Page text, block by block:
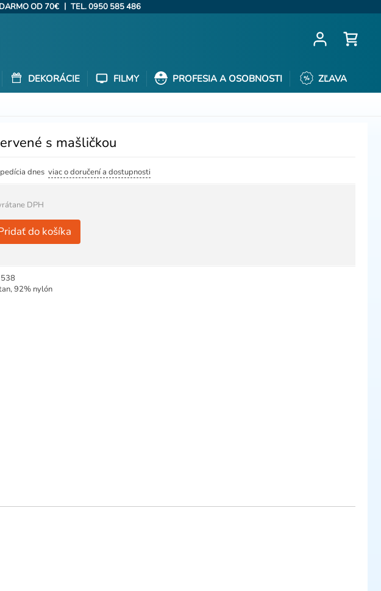
OD 70€ | TEL. 0950 585 486
DEKORÁCIE FILMY PROFESIA A OSOBNOSTI ZĽAVA
s mašličkou
dnesviac o doručení a dostupnosti
DPH
do košíka
538
92% nylón